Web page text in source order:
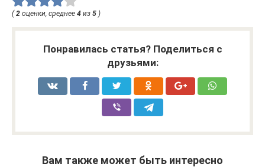
(2 оценки, среднее 4 из 5 )
Понравилась статья? Поделиться с
друзьями:
Вам также может быть интересно